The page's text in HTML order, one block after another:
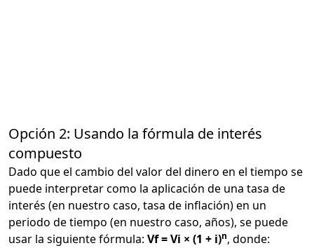
Opción 2: Usando la fórmula de interés
compuesto
Dado que el cambio del valor del dinero en el tiempo se
puede interpretar como la aplicación de una tasa de
interés (en nuestro caso, tasa de inflación) en un
periodo de tiempo (en nuestro caso, años), se puede
usar la siguiente fórmula: Vf = Vi × (1 + i)n, donde: